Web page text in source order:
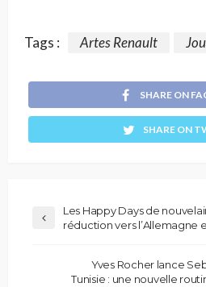
Tags : Artes Renault
SHARE ON
SHARE ON
Les Happy Days de
réduction vers l’Allemagne
Yves Rocher lance
Tunisie : une nouvelle